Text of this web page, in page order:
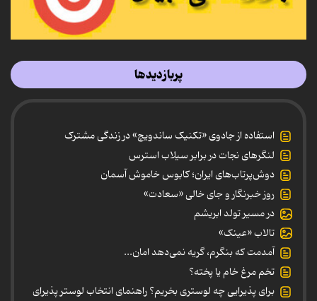
پربازدیدها
استفاده از جادوی «تکنیک ساندویچ» در زندگی مشترک
لنگرهای نجات در برابر سیلاب استرس
دوش‌پرتاب‌های ایران؛ کابوس خاموش آسمان
روز خبرنگار و جای خالی «سعادت»
در مسیر تولد ابریشم
تالاب «عینک»
آمدمت که بنگرم، گریه نمی‌دهد امان...
تخم مرغ خام یا پخته؟
برای پذیرایی چه لوستری بخریم؟ راهنمای انتخاب لوستر پذیرای